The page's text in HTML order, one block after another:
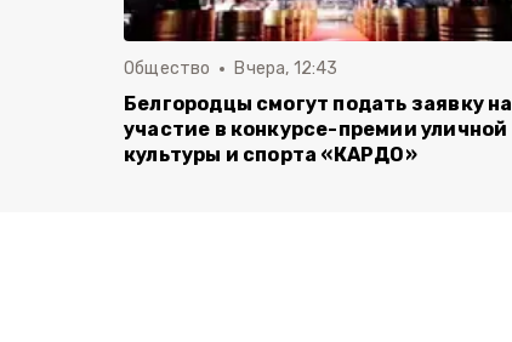
Общество Вчера, 12:43
Белгородцы смогут подать заявку на
участие в конкурсе-премии уличной
культуры и спорта «КАРДО»